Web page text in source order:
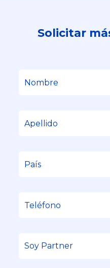
Solicitar